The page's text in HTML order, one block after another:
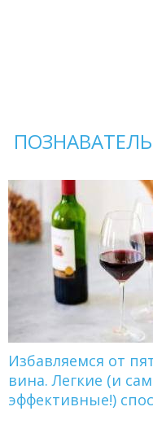
Избавляемся от
вина. Легкие (и
эффективные!)